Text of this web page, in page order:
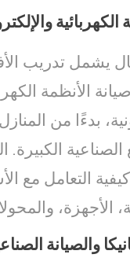
الكهربائية
يشمل تدريب
الأنظمة
بدءًا من
الصناعية الكبيرة.
التعامل مع
الأجهزة،
والصيانة